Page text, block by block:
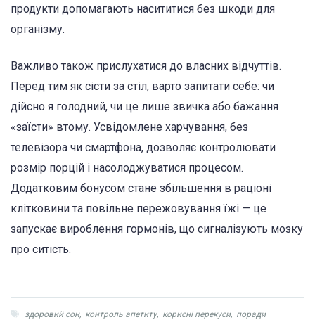
продукти допомагають насититися без шкоди для
організму.
Важливо також прислухатися до власних відчуттів.
Перед тим як сісти за стіл, варто запитати себе: чи
дійсно я голодний, чи це лише звичка або бажання
«заїсти» втому. Усвідомлене харчування, без
телевізора чи смартфона, дозволяє контролювати
розмір порцій і насолоджуватися процесом.
Додатковим бонусом стане збільшення в раціоні
клітковини та повільне пережовування їжі — це
запускає вироблення гормонів, що сигналізують мозку
про ситість.
здоровий сон, контроль апетиту, корисні перекуси, поради